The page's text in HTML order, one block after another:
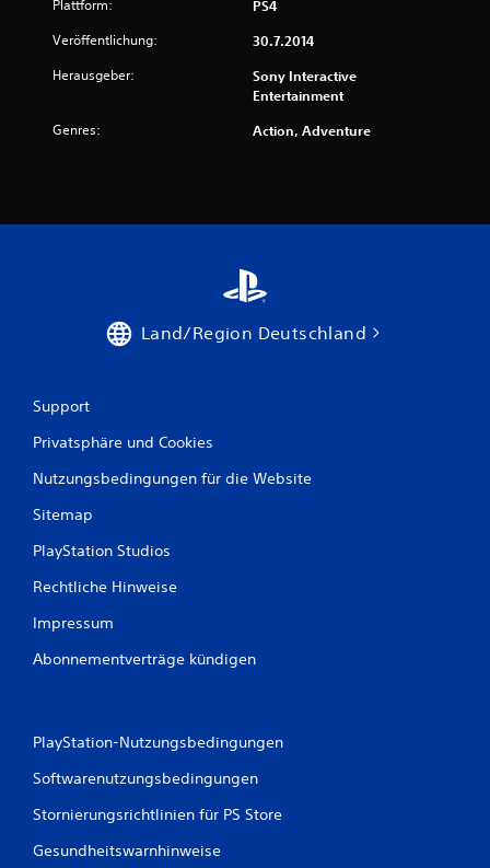
Plattform: PS4
Veröffentlichung: 30.7.2014
Herausgeber:
Sony Interactive
Entertainment
Genres: Action, Adventure
Land/Region Deutschland
Support
Privatsphäre und Cookies
Nutzungsbedingungen für die Website
Sitemap
PlayStation Studios
Rechtliche Hinweise
Impressum
Abonnementverträge kündigen
PlayStation-Nutzungsbedingungen
Softwarenutzungsbedingungen
Stornierungsrichtlinien für PS Store
Gesundheitswarnhinweise